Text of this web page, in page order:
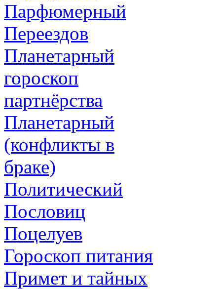
Парфюмерный
Переездов
Планетарный
гороскоп
партнёрства
Планетарный
(конфликты в
браке)
Политический
Пословиц
Поцелуев
Гороскоп питания
Примет и тайных